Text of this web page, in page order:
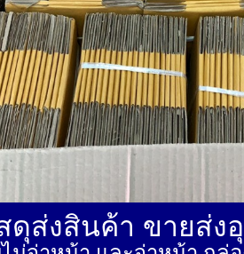
ดุส่งสินค้า ขายส่